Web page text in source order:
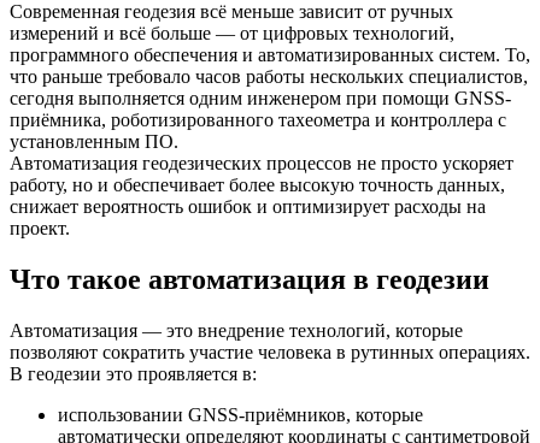
Современная геодезия всё меньше зависит от ручных
измерений и всё больше — от цифровых технологий,
программного обеспечения и автоматизированных систем. То,
что раньше требовало часов работы нескольких специалистов,
сегодня выполняется одним инженером при помощи GNSS-
приёмника, роботизированного тахеометра и контроллера с
установленным ПО.
Автоматизация геодезических процессов не просто ускоряет
работу, но и обеспечивает более высокую точность данных,
снижает вероятность ошибок и оптимизирует расходы на
проект.
Что такое автоматизация в геодезии
Автоматизация — это внедрение технологий, которые
позволяют сократить участие человека в рутинных операциях.
В геодезии это проявляется в:
использовании GNSS-приёмников, которые
автоматически определяют координаты с сантиметровой